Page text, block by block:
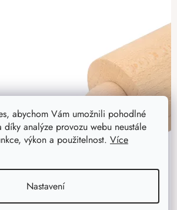
abychom Vám umožnili pohodlné
analýze provozu webu neustále
výkon a použitelnost. Více
Nastavení